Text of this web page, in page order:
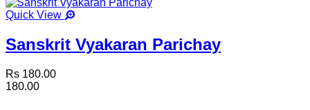
Quick View
Sanskrit Vyakaran Parichay
Rs 180.00
180.00